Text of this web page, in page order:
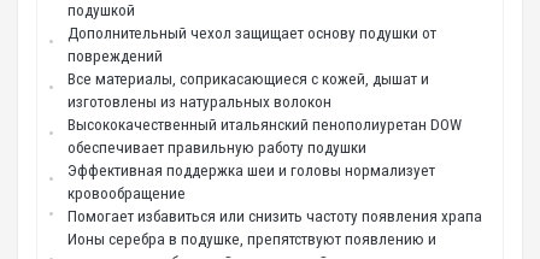
подушкой
Дополнительный чехол защищает основу подушки от
повреждений
Все материалы, соприкасающиеся с кожей, дышат и
изготовлены из натуральных волокон
Высококачественный итальянский пенополиуретан DOW
обеспечивает правильную работу подушки
Эффективная поддержка шеи и головы нормализует
кровообращение
Помогает избавиться или снизить частоту появления храпа
Ионы серебра в подушке, препятствуют появлению и